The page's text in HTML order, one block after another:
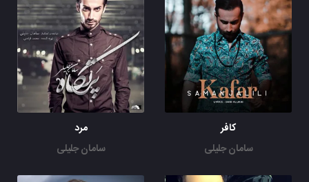
کافر
سامان جلیلی
مرد
سامان جلیلی